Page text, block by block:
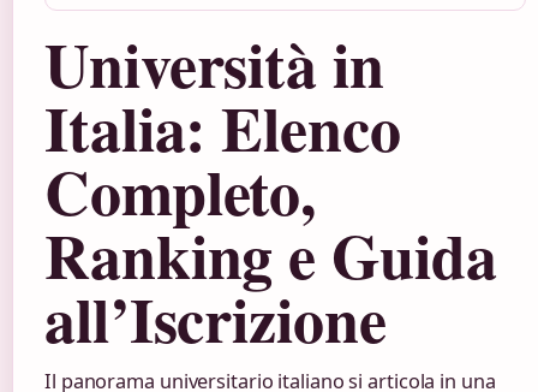
Università in
Italia: Elenco
Completo,
Ranking e Guida
all’Iscrizione
Il panorama universitario italiano si articola in una